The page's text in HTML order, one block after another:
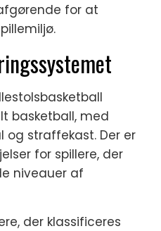
for at
basketball, med
straffekast. Der er
for spillere, der
niveauer af
der klassificeres